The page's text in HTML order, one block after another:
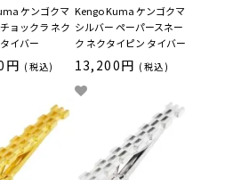
ケンゴクマ
ョックラ ネク
イバー
円 (税込)
Kengo Kuma ケンゴクマ
シルバー ペーパースネー
ク ネクタイピン タイバー
13,200円 (税込)